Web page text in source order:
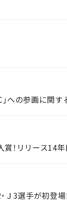
への参画に関す
！リリース14
Ｊ3選手が初登